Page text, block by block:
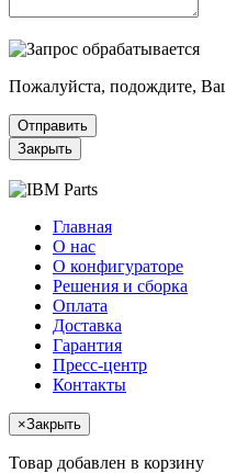
Пожалуйста, подождите,
Отправить
Закрыть
Главная
О нас
О конфигураторе
Решения и сборка
Оплата
Доставка
Гарантия
Пресс-центр
Контакты
×Закрыть
Товар добавлен в корзину